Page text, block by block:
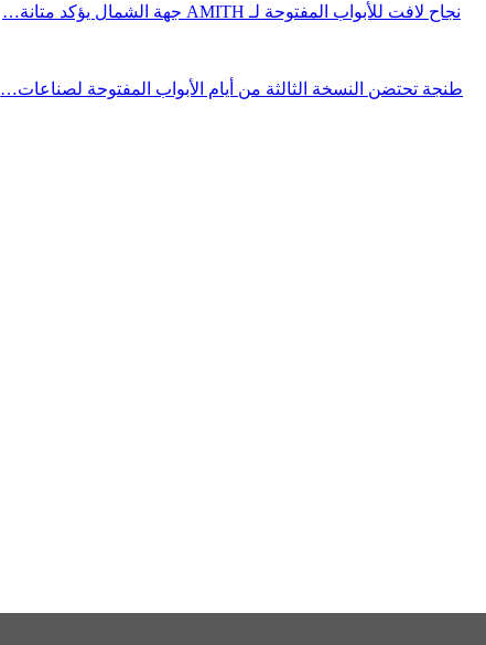
نجاح لافت للأبواب المفتوحة لـ AMITH جهة الشمال يؤكد متانة…
طنجة تحتضن النسخة الثالثة من أيام الأبواب المفتوحة لصناعات…